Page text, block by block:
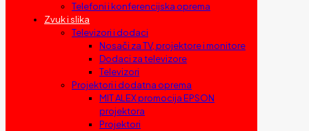
Telefoni i konferencijska oprema
Zvuk i slika
Televizori i dodaci
Nosači za TV, projektore i monitore
Dodaci za televizore
Televizori
Projektori i dodatna oprema
MIT ALEX promocija EPSON
projektora
Projektori